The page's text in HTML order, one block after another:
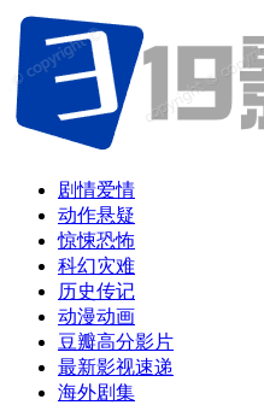
剧情爱情
动作悬疑
惊悚恐怖
科幻灾难
历史传记
动漫动画
豆瓣高分影片
最新影视速递
海外剧集